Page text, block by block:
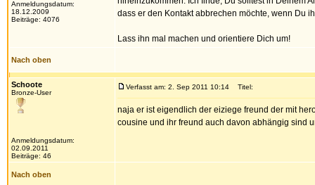
Anmeldungsdatum:
18.12.2009
Beiträge: 4076
dass er den Kontakt abbrechen möchte, wenn Du
Lass ihn mal machen und orientiere Dich um!
Nach oben
Schoote
Bronze-User
Anmeldungsdatum:
02.09.2011
Beiträge: 46
Verfasst am: 2. Sep 2011 10:14 Titel:
naja er ist eigendlich der eiziege freund der mit
cousine und ihr freund auch davon abhängig sind
Nach oben